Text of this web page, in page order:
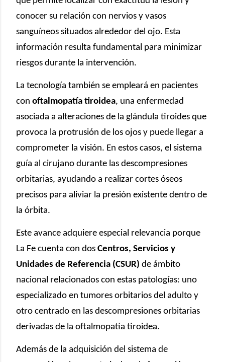
conocer su relación con nervios y vasos
sanguíneos situados alrededor del ojo. Esta
información resulta fundamental para minimizar
riesgos durante la intervención.
La tecnología también se empleará en pacientes
con oftalmopatía tiroidea, una enfermedad
asociada a alteraciones de la glándula tiroides que
provoca la protrusión de los ojos y puede llegar a
comprometer la visión. En estos casos, el sistema
guía al cirujano durante las descompresiones
orbitarias, ayudando a realizar cortes óseos
precisos para aliviar la presión existente dentro de
la órbita.
Este avance adquiere especial relevancia porque
La Fe cuenta con dos Centros, Servicios y
Unidades de Referencia (CSUR) de ámbito
nacional relacionados con estas patologías: uno
especializado en tumores orbitarios del adulto y
otro centrado en las descompresiones orbitarias
derivadas de la oftalmopatía tiroidea.
Además de la adquisición del sistema de